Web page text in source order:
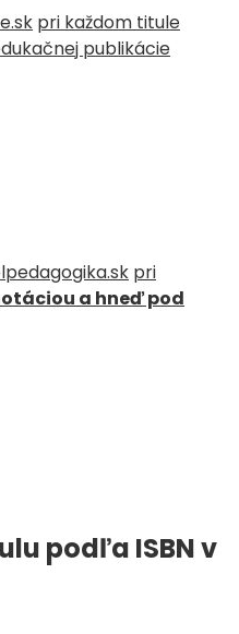
pri každom titule
publikácie
pri
a hneď pod
podľa ISBN v